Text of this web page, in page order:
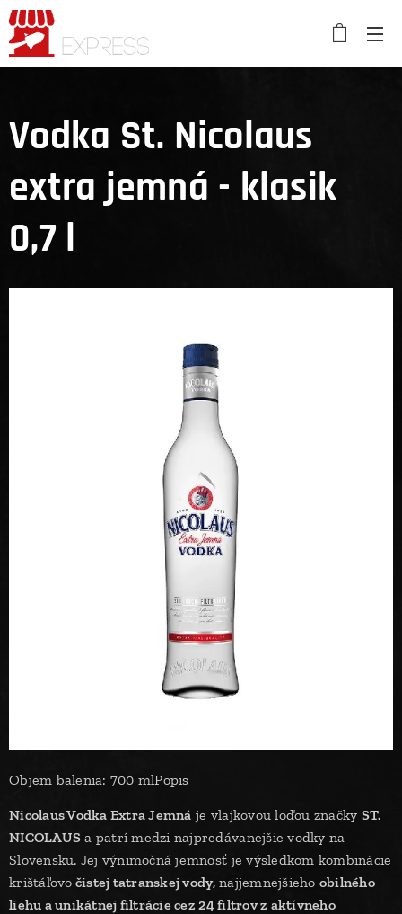
Vodka St. Nicolaus
extra jemná - klasik
0,7 l
Objem balenia: 700 mlPopis
Nicolaus Vodka Extra Jemná je vlajkovou loďou značky ST.
NICOLAUS a patrí medzi najpredávanejšie vodky na
Slovensku. Jej výnimočná jemnosť je výsledkom kombinácie
krištáľovo čistej tatranskej vody,najjemnejšieho obilného
liehu a unikátnej filtrácie cez 24 filtrov z aktívneho